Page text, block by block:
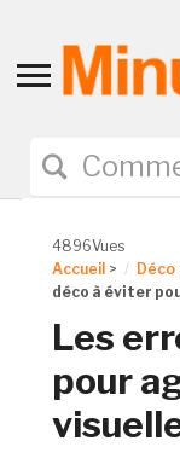
Toggle
navigation
4896Vues
Accueil > Déco
déco à éviter
Les
pour